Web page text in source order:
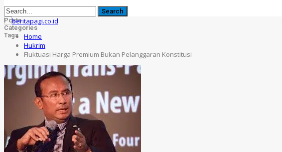
Posts
Categories
Tags
Home
Hukrim
Fluktuasi Harga Premium Bukan Pelanggaran Konstitusi